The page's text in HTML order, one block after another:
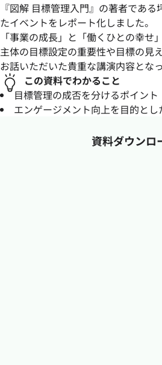
『図解 目標管理入門』の著者であ
たイベントをレポート化しました。
「事業の成長」と「働くひとの幸せ
主体の目標設定の重要性や目標の見
お話いただいた貴重な講演内容となっ
この資料でわかること
目標管理の成否を分けるポイント
エンゲージメント向上を目的と
資料ダウンロ